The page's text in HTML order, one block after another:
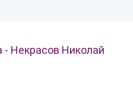
Некрасов Николай